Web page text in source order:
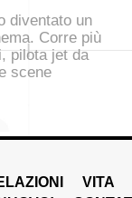
diventato un
Corre più
pilota jet da
scene
VITA